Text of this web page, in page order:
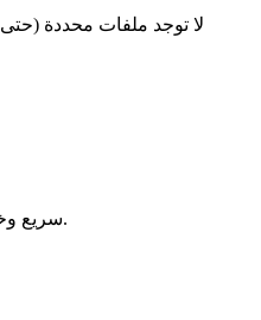
لا توجد ملفات محددة (حتى 10 ملفات، بحد أقصى 2 جيجابايت)
تحويل FLV إلى M4A سريع وخاص وموثوق.